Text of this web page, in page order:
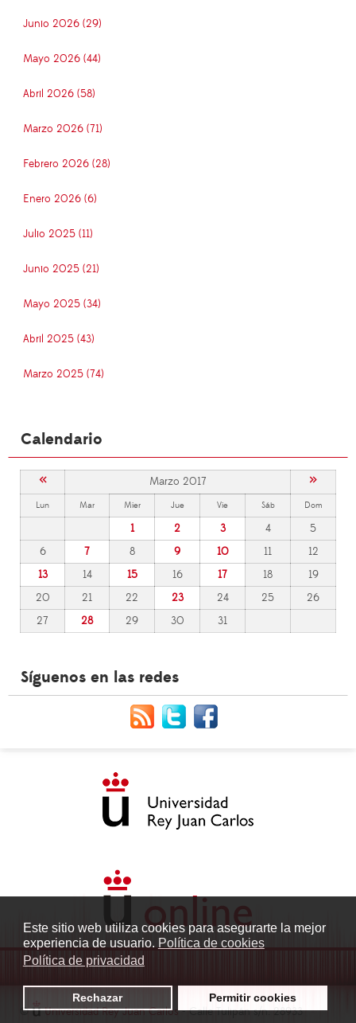
Este sitio web utiliza cookies para asegurarte la mejor
experiencia de usuario. Política de cookies
Política de privacidad
Rechazar Permitir cookies
Junio 2026 (29)
Mayo 2026 (44)
Abril 2026 (58)
Marzo 2026 (71)
Febrero 2026 (28)
Enero 2026 (6)
Julio 2025 (11)
Junio 2025 (21)
Mayo 2025 (34)
Abril 2025 (43)
Marzo 2025 (74)
Calendario
« Marzo 2017 »
Lun Mar Mier Jue Vie Sáb Dom
1 2 3 4
5
6
7 8 9 10 11
12
13
14 15 16 17 18
19
20
21 22 23 24 25
26
27
28 29 30 31
Síguenos en las redes
© Universidad Rey Juan Carlos- Calle Tulipán s/n. 28933